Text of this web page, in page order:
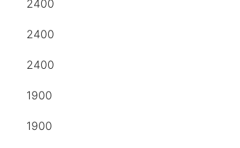
2400
2400
2400
1900
1900